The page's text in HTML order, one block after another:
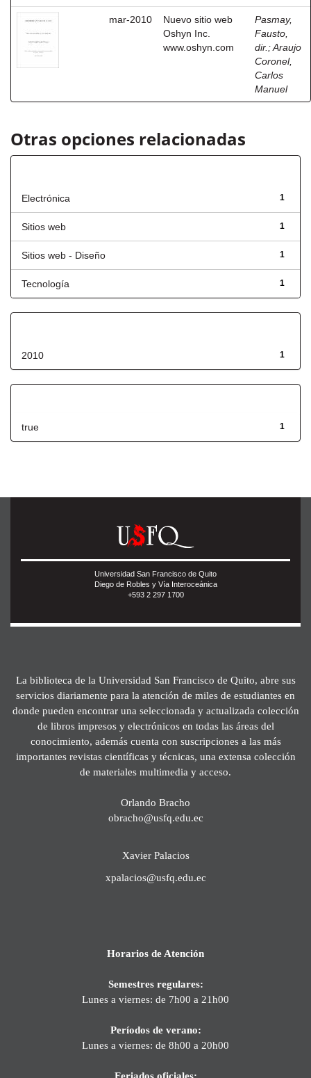
mar-2010
Nuevo sitio web
Oshyn Inc.
www.oshyn.com
Pasmay,
Fausto,
dir. ;Araujo
Coronel,
Carlos
Manuel
Otras opciones relacionadas
1
Electrónica
1
Sitios web
1
Sitios web - Diseño
1
Tecnología
1
2010
1
true
Universidad San Francisco de Quito
Diego de Robles y Vía Interoceánica
+593 2 297 1700
La biblioteca de la Universidad San Francisco de Quito, abre sus
servicios diariamente para la atención de miles de estudiantes en
donde pueden encontrar una seleccionada y actualizada colección
de libros impresos y electrónicos en todas las áreas del
conocimiento, además cuenta con suscripciones a las más
importantes revistas científicas y técnicas, una extensa colección
de materiales multimedia y acceso.
Orlando Bracho
obracho@usfq.edu.ec
Xavier Palacios
xpalacios@usfq.edu.ec
Horarios de Atención
Semestres regulares:
Lunes a viernes: de 7h00 a 21h00
Períodos de verano:
Lunes a viernes: de 8h00 a 20h00
Feriados oficiales: